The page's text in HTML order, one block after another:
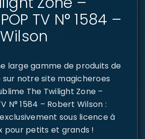
TV N° 1584 –
large gamme de produits de
sur notre site magicheroes
The Twilight Zone –
N° 1584 – Robert Wilson :
sous licence à
pour petits et grands !